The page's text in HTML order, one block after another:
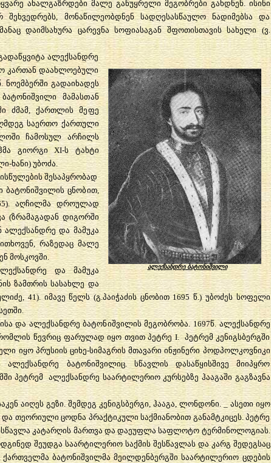
ახალგაზრდები მალე განუყრელი მეგობრები გახდნენ. ისინი
მონაწილეობდნენ სადღესასწაულო ნადიმებსა და
დაიმსახურა ცარევნა სოფიასაგან შფოთისთავის სახელი (ვ.
ალექსანდრე ბატონიშვილი
ალექსანდრე
კართან დაახლოებული
გადაიხადეს
მამასთან
ძმამ, ქართლის მეფე
საერთო ქართული
ჩამოსულ არჩილს
გიორგი XI-ს ტახტი
ხანი) უბოძა.
შესაპყრობად
ბატონიშვილის ცნობით,
აღჩილმა დროულად
(ზრამაგადან დიგორში
ალექსანდრე და მამუკა
რაზედაც მალე
მოსკოვში.
და მამუკა
ზამთრის სასახლე და
41). იმავე წელს (გ.პაიჭაძის ცნობით 1695 წ.) უბოძეს სოფელი
და ალექსანდრე ბატონიშვილის მეგობრობა. 1697წ. ალექსანდრე
წევრიც ფარულად იყო თვით პეტრე I. პეტრემ კენიგსბერგში
იყო პრუსიის ციხე-სიმაგრის მთავარი ინჟინერი პოდპოლკოვნიკი
ბატონიშვილიც. სწავლის დასაწყისშივე მიიპყრო
პეტრემ ალექსანდრე საარტილერიო კურსებზე ჰააგაში გაგზავნა
აიღეს გეზი. შემდეგ კენიგსბერგი, ჰააგა, ლონდონი. _ ასეთი იყო
თეორიული ცოდნა პრაქტიკული საქმიანობით განამტკიცეს. პეტრე
კატარღის მართვა და დაეუფლა საფლოტო ტერმინოლოგიას.
შეუდგა საარტილერიო საქმის შესწავლას და კარგ შედეგსაც
ბატონიშვილმა მეილდენბერგში საარტილერიო ცდების